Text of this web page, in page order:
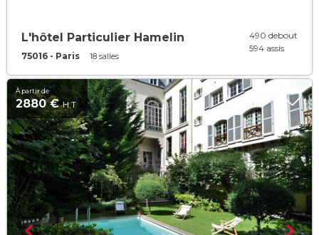
L'hôtel Particulier Hamelin
75016 - Paris 18 salles
490 debout
594 assis
À partir de
2880 €H.T